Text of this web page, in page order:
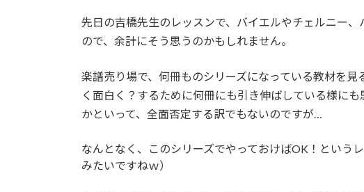
先日の吉橋先生のレッスンで、バイエルやチェルニー
ので、余計にそう思うのかもしれません。
楽譜売り場で、何冊ものシリーズになっている教材を
く面白く？するために何冊にも引き伸ばしている様にも
かといって、全面否定する訳でもないのですが…
なんとなく、このシリーズでやっておけばOK！という
みたいですねｗ）